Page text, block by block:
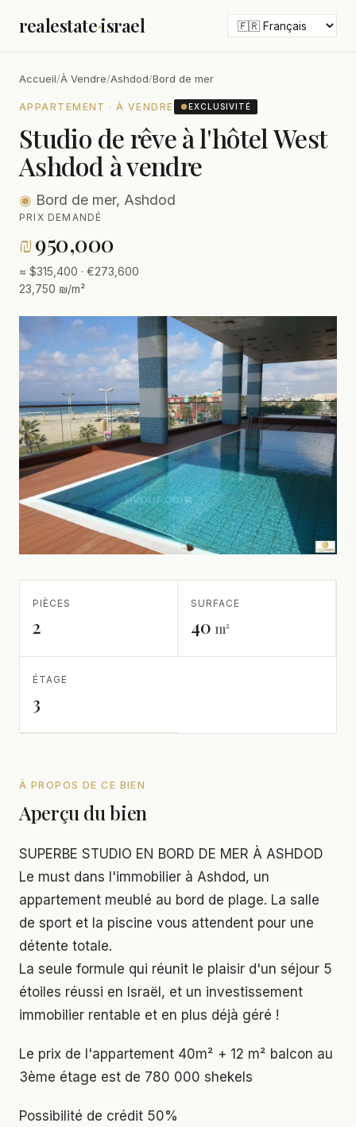
realestate·israel
Accueil/À Vendre/Ashdod/Bord de mer
APPARTEMENT · À VENDRE ●EXCLUSIVITÉ
Studio de rêve à l'hôtel West
Ashdod à vendre
◉ Bord de mer, Ashdod
PRIX DEMANDÉ
₪950,000
≈ $315,400 · €273,600
23,750 ₪/m²
PIÈCES
2
SURFACE
40 m²
ÉTAGE
3
À PROPOS DE CE BIEN
Aperçu du bien
SUPERBE STUDIO EN BORD DE MER À ASHDOD
Le must dans l'immobilier à Ashdod, un
appartement meublé au bord de plage. La salle
de sport et la piscine vous attendent pour une
détente totale.
La seule formule qui réunit le plaisir d'un séjour 5
étoiles réussi en Israël, et un investissement
immobilier rentable et en plus déjà géré !
Le prix de l'appartement 40m² + 12 m² balcon au
3ème étage est de 780 000 shekels
Possibilité de crédit 50%